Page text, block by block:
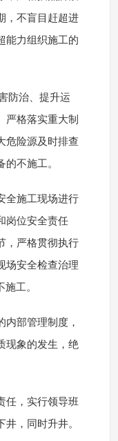
，不盲目赶超进
能力组织施工的
防治、提升运
严格落实重大制
危险源及时排查
不施工。
全施工现场进行
岗位安全责任
，严格贯彻执行
场安全检查治理
工。
内部管理制度，
现象的发生，绝
任，实行领导班
，同时升井。